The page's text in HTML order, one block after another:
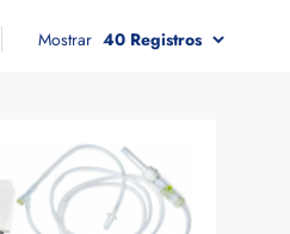
Mostrar